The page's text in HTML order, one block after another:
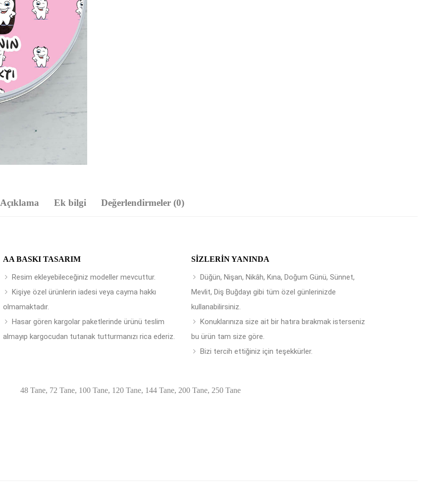
Açıklama Ek bilgi Değerlendirmeler (0)
AA BASKI TASARIM
Resim ekleyebileceğiniz modeller mevcuttur.
Kişiye özel ürünlerin iadesi veya cayma hakkı
olmamaktadır.
Hasar gören kargolar paketlerinde ürünü teslim
almayıp kargocudan tutanak tutturmanızı rica ederiz.
SIZLERIN YANINDA
Düğün, Nişan, Nikâh, Kına, Doğum Günü, Sünnet,
Mevlit, Diş Buğdayı gibi tüm özel günlerinizde
kullanabilirsiniz.
Konuklarınıza size ait bir hatıra bırakmak isterseniz
bu ürün tam size göre.
Bizi tercih ettiğiniz için teşekkürler.
48 Tane, 72 Tane, 100 Tane, 120 Tane, 144 Tane, 200 Tane, 250 Tane